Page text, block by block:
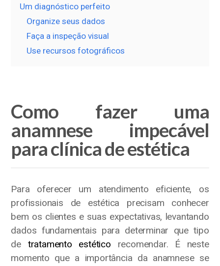
Um diagnóstico perfeito
Organize seus dados
Faça a inspeção visual
Use recursos fotográficos
Como fazer uma
anamnese impecável
para clínica de estética
Para oferecer um atendimento eficiente, os
profissionais de estética precisam conhecer
bem os clientes e suas expectativas, levantando
dados fundamentais para determinar que tipo
de tratamento estético recomendar. É neste
momento que a importância da anamnese se